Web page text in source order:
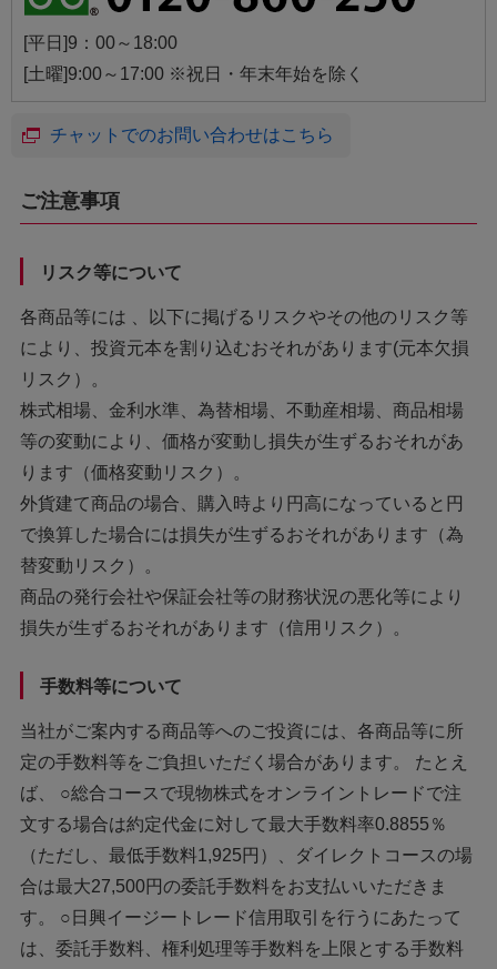
[平日]9：00～18:00
[土曜]9:00～17:00 ※祝日・年末年始を除く
チャットでのお問い合わせはこちら
ご注意事項
リスク等について
各商品等には 、以下に掲げるリスクやその他のリスク等
により、投資元本を割り込むおそれがあります(元本欠損
リスク）。
株式相場、金利水準、為替相場、不動産相場、商品相場
等の変動により、価格が変動し損失が生ずるおそれがあ
ります（価格変動リスク）。
外貨建て商品の場合、購入時より円高になっていると円
で換算した場合には損失が生ずるおそれがあります（為
替変動リスク）。
商品の発行会社や保証会社等の財務状況の悪化等により
損失が生ずるおそれがあります（信用リスク）。
手数料等について
当社がご案内する商品等へのご投資には、各商品等に所
定の手数料等をご負担いただく場合があります。 たとえ
ば、 ○総合コースで現物株式をオンライントレードで注
文する場合は約定代金に対して最大手数料率0.8855％
（ただし、最低手数料1,925円）、ダイレクトコースの場
合は最大27,500円の委託手数料をお支払いいただきま
す。 ○日興イージートレード信用取引を行うにあたって
は、委託手数料、権利処理等手数料を上限とする手数料